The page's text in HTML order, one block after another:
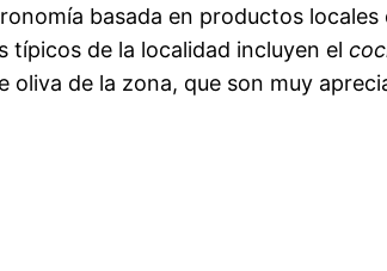
basada en productos
típicos de la localidad incluyen el
oliva de la zona, que son muy